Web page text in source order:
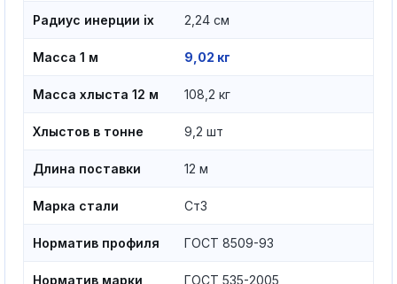
Радиус инерции ix 2,24 см
Масса 1 м 9,02 кг
Масса хлыста 12 м 108,2 кг
Хлыстов в тонне 9,2 шт
Длина поставки 12 м
Марка стали Ст3
Норматив профиля ГОСТ 8509-93
Норматив марки ГОСТ 535-2005